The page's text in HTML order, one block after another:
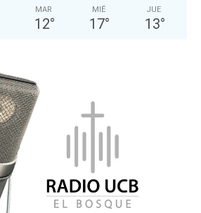
MAR
12°
MIÉ
17°
JUE
13°